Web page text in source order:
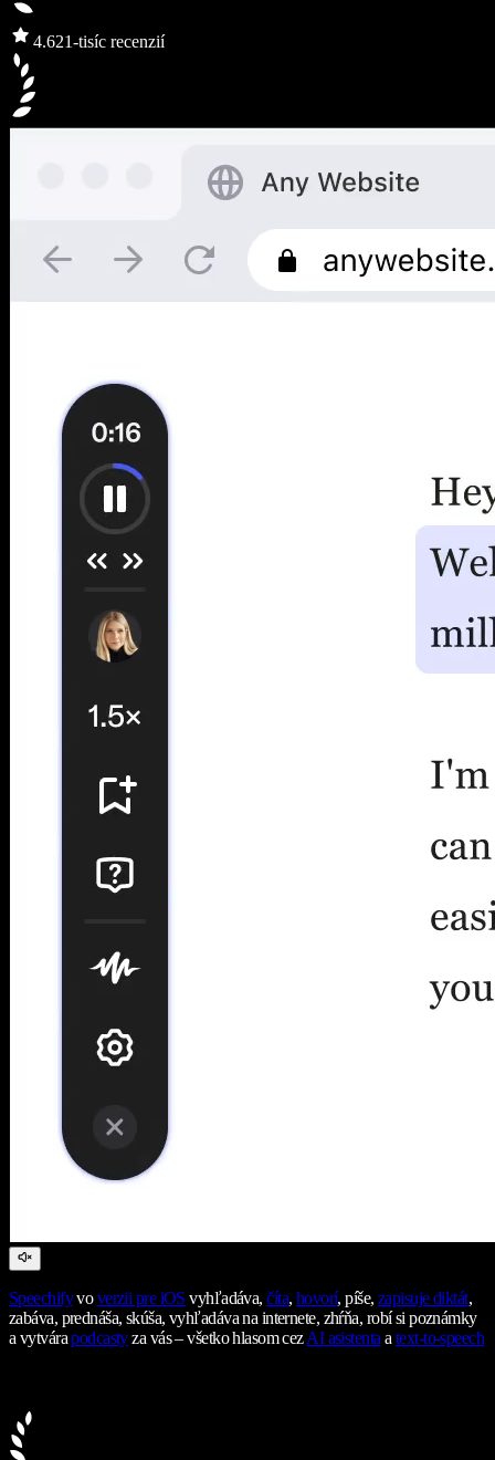
4.621-tisíc recenzií
Speechifyvoverzii pre iOS vyhľadáva,číta, hovorí, píše,zapisuje diktát,
zabáva, prednáša, skúša, vyhľadáva na internete, zhŕňa, robí si poznámky
a vytvárapodcastyza vás – všetko hlasom cezAI asistentaatext-to-speech